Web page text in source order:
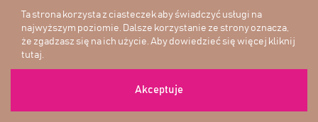
własnych działań, w tym między innymi do
określenia własnej strategii inwestycyjnej.
ramach usługi doradztwa inwestycyjnego w rozumieniu
Ta strona korzysta z ciasteczek aby świadczyć usługi na
najwyższym poziomie. Dalsze korzystanie ze strony oznacza,
że zgadzasz się na ich użycie. Aby dowiedzieć się więcej kliknij
tutaj.
Akceptuje